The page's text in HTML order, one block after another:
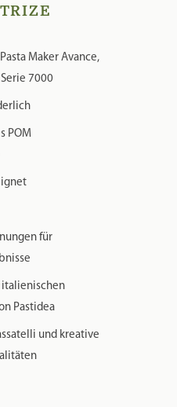
Maker Avance,
7000
POM
für
italienischen
Pastidea
und kreative